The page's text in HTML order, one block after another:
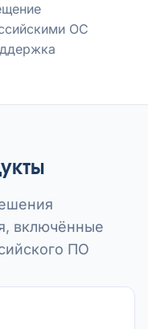
ОС
включённые
ПО